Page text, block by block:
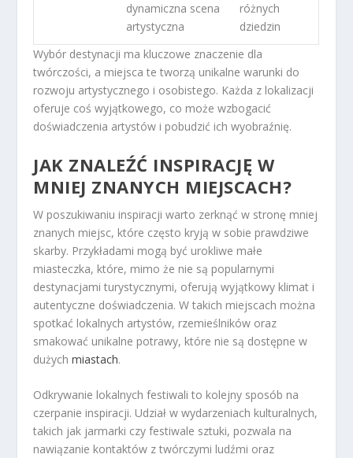
dynamiczna scena
artystyczna
różnych
dziedzin
Wybór destynacji ma kluczowe znaczenie dla
twórczości, a miejsca te tworzą unikalne warunki do
rozwoju artystycznego i osobistego. Każda z lokalizacji
oferuje coś wyjątkowego, co może wzbogacić
doświadczenia artystów i pobudzić ich wyobraźnię.
JAK ZNALEŹĆ INSPIRACJĘ W
MNIEJ ZNANYCH MIEJSCACH?
W poszukiwaniu inspiracji warto zerknąć w stronę mniej
znanych miejsc, które często kryją w sobie prawdziwe
skarby. Przykładami mogą być urokliwe małe
miasteczka, które, mimo że nie są popularnymi
destynacjami turystycznymi, oferują wyjątkowy klimat i
autentyczne doświadczenia. W takich miejscach można
spotkać lokalnych artystów, rzemieślników oraz
smakować unikalne potrawy, które nie są dostępne w
dużychmiastach.
Odkrywanie lokalnych festiwali to kolejny sposób na
czerpanie inspiracji. Udział w wydarzeniach kulturalnych,
takich jak jarmarki czy festiwale sztuki, pozwala na
nawiązanie kontaktów z twórczymi ludźmi oraz